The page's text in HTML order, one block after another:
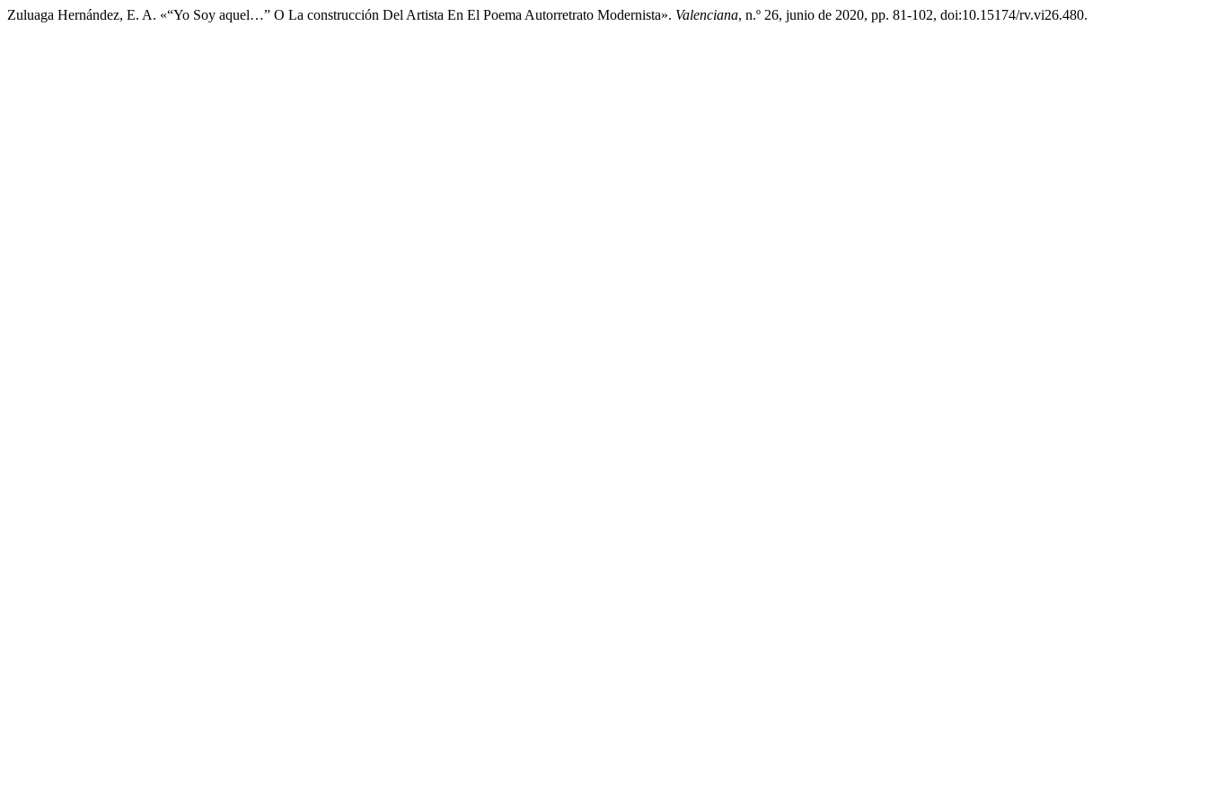
Zuluaga Hernández, E. A. «“Yo Soy aquel…” O La construcción Del Artista En El Poema Autorretrato Modernista». Valenciana, n.º 26, junio de 2020, pp. 81-102, doi:10.15174/rv.vi26.480.